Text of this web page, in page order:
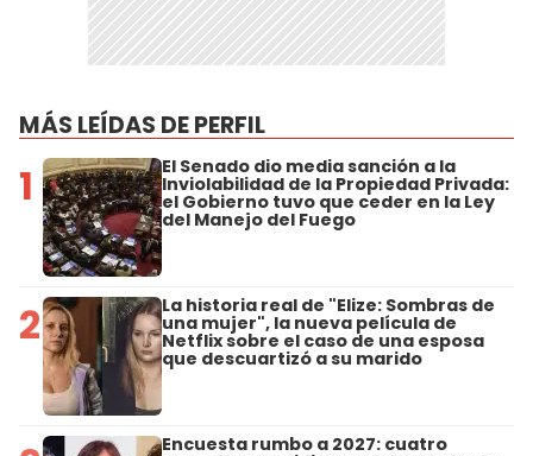
MÁS LEÍDAS DE PERFIL
1 El Senado dio media sanción a la
Inviolabilidad de la Propiedad Privada:
el Gobierno tuvo que ceder en la Ley
del Manejo del Fuego
2 La historia real de "Elize: Sombras de
una mujer", la nueva película de
Netflix sobre el caso de una esposa
que descuartizó a su marido
Encuesta rumbo a 2027: cuatro